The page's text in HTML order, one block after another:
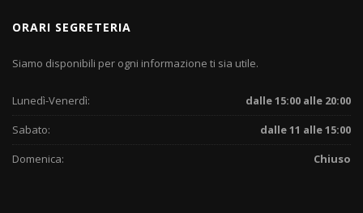
ORARI SEGRETERIA
Siamo disponibili per ogni informazione ti sia utile.
Lunedì-Venerdì:
dalle 15:00 alle 20:00
Sabato:
dalle 11 alle 15:00
Domenica:
Chiuso